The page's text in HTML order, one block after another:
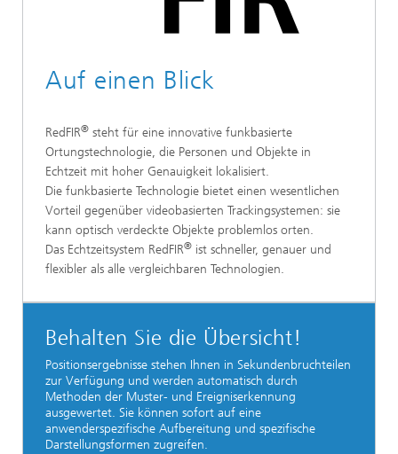
Auf einen Blick
RedFIR® steht für eine innovative funkbasierte
Ortungstechnologie, die Personen und Objekte in
Echtzeit mit hoher Genauigkeit lokalisiert.
Die funkbasierte Technologie bietet einen wesentlichen
Vorteil gegenüber videobasierten Trackingsystemen: sie
kann optisch verdeckte Objekte problemlos orten.
Das Echtzeitsystem RedFIR® ist schneller, genauer und
flexibler als alle vergleichbaren Technologien.
Behalten Sie die Übersicht!
Positionsergebnisse stehen Ihnen in Sekundenbruchteilen
zur Verfügung und werden automatisch durch
Methoden der Muster- und Ereigniserkennung
ausgewertet. Sie können sofort auf eine
anwenderspezifische Aufbereitung und spezifische
Darstellungsformen zugreifen.